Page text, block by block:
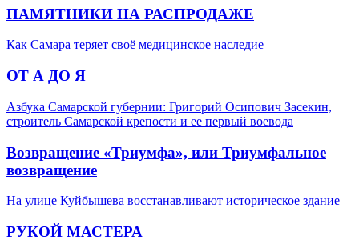
ПАМЯТНИКИ НА РАСПРОДАЖЕ
Как Самара теряет своё медицинское наследие
ОТ А ДО Я
Азбука Самарской губернии: Григорий Осипович Засекин,
строитель Самарской крепости и ее первый воевода
Возвращение «Триумфа», или Триумфальное
возвращение
На улице Куйбышева восстанавливают историческое здание
РУКОЙ МАСТЕРА